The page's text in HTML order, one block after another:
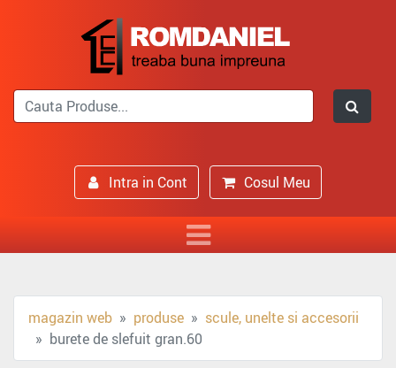
Intra in Cont Cosul Meu
magazin web produse
scule, unelte si accesorii
burete de slefuit gran.60